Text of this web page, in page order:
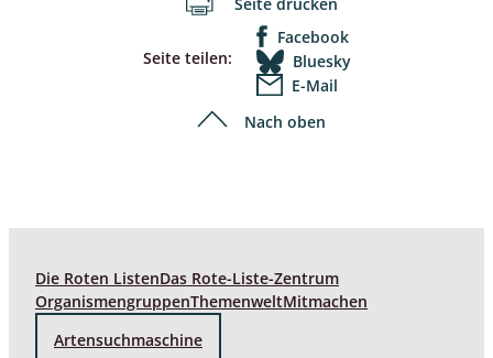
Seite teilen:
Facebook
Bluesky
E-Mail
Nach oben
Die Roten ListenDas Rote-Liste-Zentrum
OrganismengruppenThemenweltMitmachen
Artensuchmaschine